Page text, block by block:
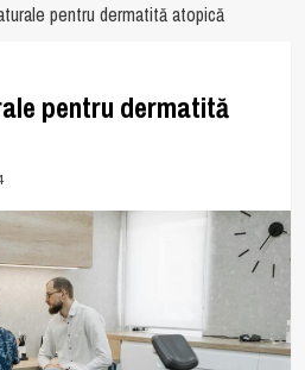
pentru dermatită atopică
pentru dermatită